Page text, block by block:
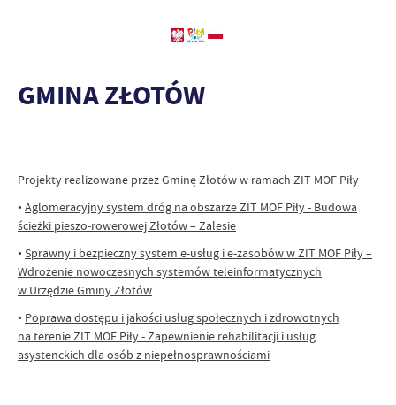
GMINA ZŁOTÓW
Projekty realizowane przez Gminę Złotów w ramach ZIT MOF Piły
• Aglomeracyjny system dróg na obszarze ZIT MOF Piły - Budowa
ścieżki pieszo-rowerowej Złotów – Zalesie
• Sprawny i bezpieczny system e-usług i e-zasobów w ZIT MOF Piły –
Wdrożenie nowoczesnych systemów teleinformatycznych
w Urzędzie Gminy Złotów
• Poprawa dostępu i jakości usług społecznych i zdrowotnych
na terenie ZIT MOF Piły - Zapewnienie rehabilitacji i usług
asystenckich dla osób z niepełnosprawnościami